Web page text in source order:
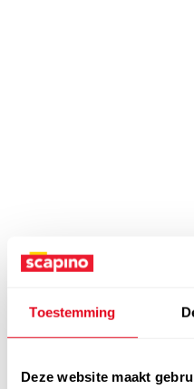
Toestemming
Deze website maakt